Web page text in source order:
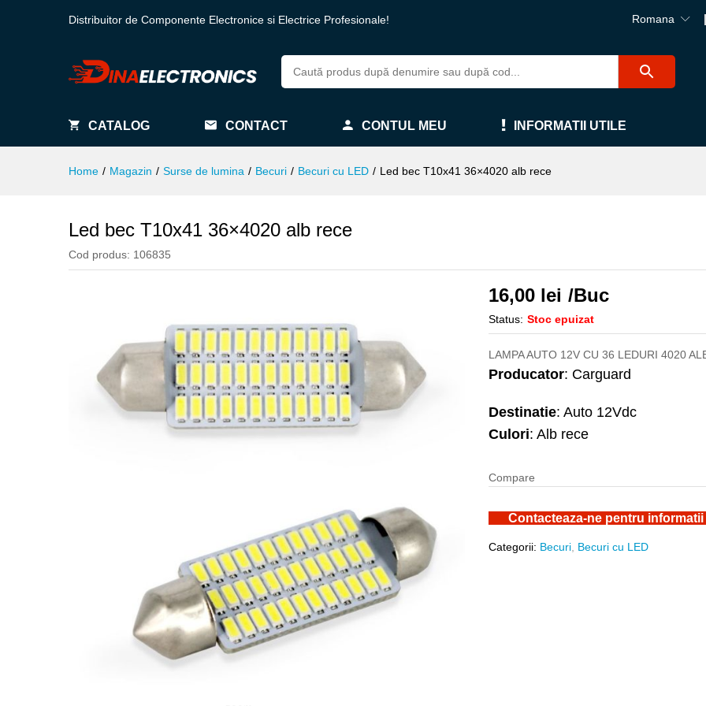
Distribuitor de Componente Electronice si Electrice Profesionale! Romana
CATALOG CONTACT CONTUL MEU INFORMATII UTILE
Home / Magazin / Surse de lumina / Becuri / Becuri cu LED / Led bec T10x41 36×4020 alb rece
Led bec T10x41 36×4020 alb rece
Cod produs: 106835
16,00 lei /Buc
Status: Stoc epuizat
LAMPA AUTO 12V CU 36 LEDURI 4020
Producator: Carguard
Destinatie: Auto 12Vdc
Culori: Alb rece
Compare
Contacteaza-ne pentru informatii
Categorii: Becuri Becuri cu LED